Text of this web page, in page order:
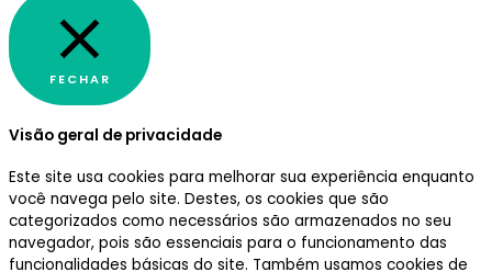
FECHAR
Visão geral de privacidade
Este site usa cookies para melhorar sua experiência enquanto
você navega pelo site. Destes, os cookies que são
categorizados como necessários são armazenados no seu
navegador, pois são essenciais para o funcionamento das
funcionalidades básicas do site. Também usamos cookies de